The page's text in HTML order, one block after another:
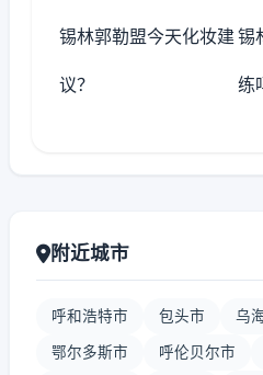
锡林郭勒盟今天化妆建
议？
锡
练
附近城市
呼和浩特市 包头市 乌
鄂尔多斯市 呼伦贝尔市